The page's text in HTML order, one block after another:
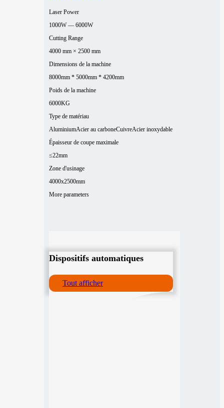
Laser Power
1000W — 6000W
Cutting Range
4000 mm × 2500 mm
Dimensions de la machine
8000mm * 5000mm * 4200mm
Poids de la machine
6000KG
Type de matériau
AluminiumAcier au carboneCuivreAcier inoxydable
Épaisseur de coupe maximale
≤22mm
Zone d'usinage
4000x2500mm
More parameters
Dispositifs automatiques
Tout afficher